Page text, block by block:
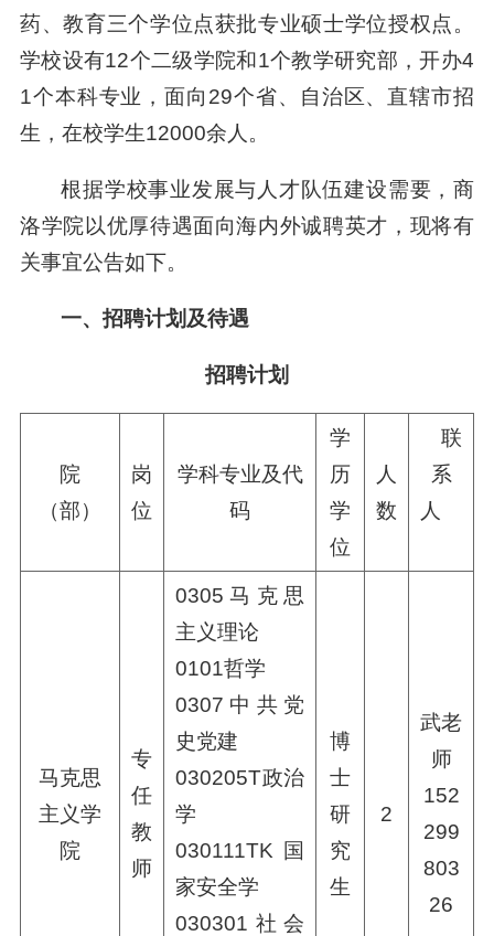
药、教育三个学位点获批专业硕士学位授权点。
学校设有12个二级学院和1个教学研究部，开办4
1个本科专业，面向29个省、自治区、直辖市招
生，在校学生12000余人。
根据学校事业发展与人才队伍建设需要，商
洛学院以优厚待遇面向海内外诚聘英才，现将有
关事宜公告如下。
一、招聘计划及待遇
招聘计划
院
（部）
岗
位
学科专业及代
码
学
历
学
位
人
数
联
系
人
马克思
主义学
院
专
任
教
师
0305马克思
主义理论
0101哲学
0307中共党
史党建
030205T政治
学
030111TK国
家安全学
030301社会
博
士
研
究
生
2
武老
师
152
299
803
26